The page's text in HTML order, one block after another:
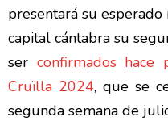
presentará su
capital cántabra su
ser confirmados hace
Cruïlla 2024, que se
segunda semana de